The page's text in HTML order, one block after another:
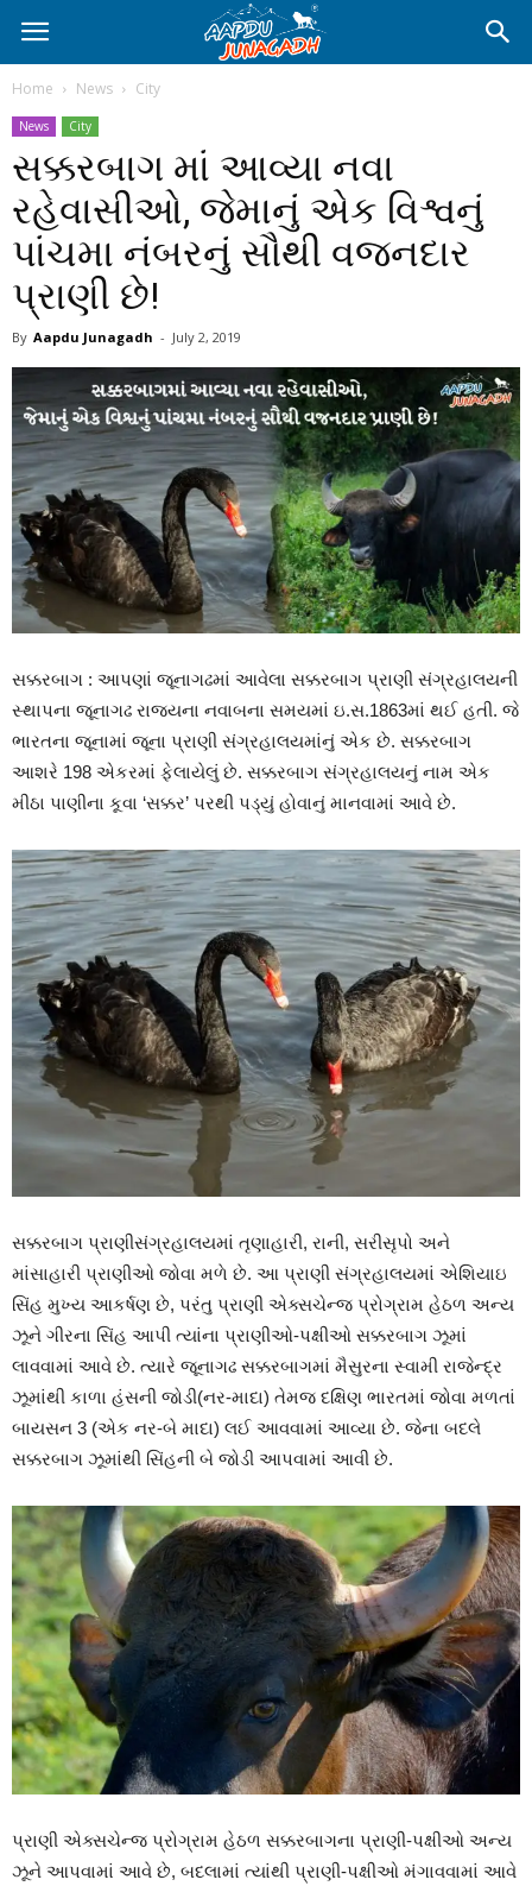
Home News City
News City
સક્કરબાગ માં આવ્યા નવા
રહેવાસીઓ, જેમાનું એક વિશ્વનું
પાંચમા નંબરનું સૌથી વજનદાર
પ્રાણી છે!
By Aapdu Junagadh - July 2, 2019
સક્કરબાગ : આપણાં જૂનાગઢમાં આવેલા સક્કરબાગ પ્રાણી સંગ્રહાલયની
સ્થાપના જૂનાગઢ રાજ્યના નવાબના સમયમાં ઇ.સ.1863માં થઈ હતી. જે
ભારતના જૂનામાં જૂના પ્રાણી સંગ્રહાલયમાંનું એક છે. સક્કરબાગ
આશરે 198 એકરમાં ફેલાયેલું છે. સક્કરબાગ સંગ્રહાલયનું નામ એક
મીઠા પાણીના કૂવા ‘સક્કર’ પરથી પડ્યું હોવાનું માનવામાં આવે છે.
સક્કરબાગ પ્રાણીસંગ્રહાલયમાં તૃણાહારી, રાની, સરીસૃપો અને
માંસાહારી પ્રાણીઓ જોવા મળે છે. આ પ્રાણી સંગ્રહાલયમાં એશિયાઇ
સિંહ મુખ્ય આકર્ષણ છે, પરંતુ પ્રાણી એક્સચેન્જ પ્રોગ્રામ હેઠળ અન્ય
ઝૂને ગીરના સિંહ આપી ત્યાંના પ્રાણીઓ-પક્ષીઓ સક્કરબાગ ઝૂમાં
લાવવામાં આવે છે. ત્યારે જૂનાગઢ સક્કરબાગમાં મૈસુરના સ્વામી રાજેન્દ્ર
ઝૂમાંથી કાળા હંસની જોડી(નર-માદા) તેમજ દક્ષિણ ભારતમાં જોવા મળતાં
બાયસન 3 (એક નર-બે માદા) લઈ આવવામાં આવ્યા છે. જેના બદલે
સક્કરબાગ ઝૂમાંથી સિંહની બે જોડી આપવામાં આવી છે.
પ્રાણી એક્સચેન્જ પ્રોગ્રામ હેઠળ સક્કરબાગના પ્રાણી-પક્ષીઓ અન્ય
ઝૂને આપવામાં આવે છે, બદલામાં ત્યાંથી પ્રાણી-પક્ષીઓ મંગાવવામાં આવે